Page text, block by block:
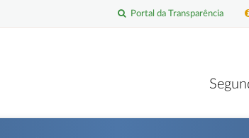
Portal da Transparência